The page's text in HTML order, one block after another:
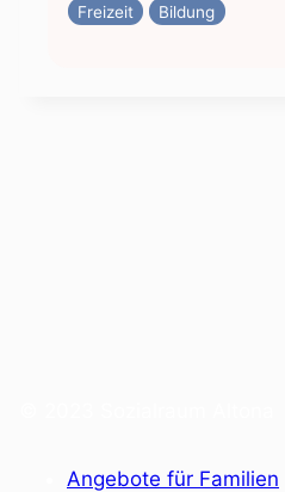
Freizeit
Bildung
Angebote für Familien